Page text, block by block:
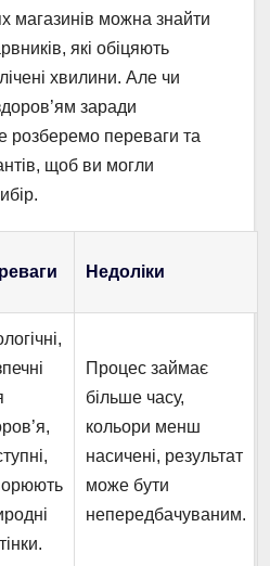
магазинів можна знайти
які обіцяють
хвилини. Але чи
заради
розберемо переваги та
щоб ви могли
Недоліки
Процес займає
більше часу,
кольори менш
насичені, результат
може бути
непередбачуваним.